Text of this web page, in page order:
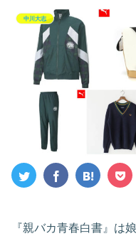
中川大志
『親バカ青春白書』は